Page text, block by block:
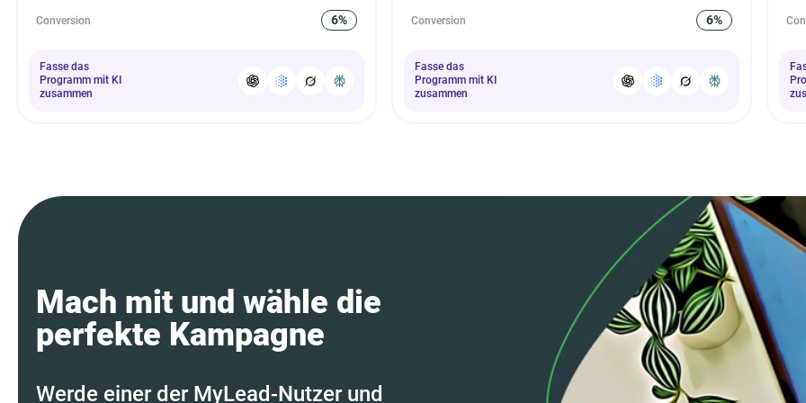
Conversion 6%
Fasse das
Programm mit KI
zusammen
Conversion 6%
Fasse das
Programm mit KI
zusammen
Mach mit und wähle die
perfekte Kampagne
Werde einer der MyLead-Nutzer und